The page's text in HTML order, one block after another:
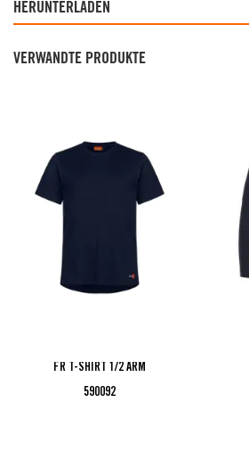
HERUNTERLADEN
VERWANDTE PRODUKTE
FR T-SHIRT 1/2 ARM
590092